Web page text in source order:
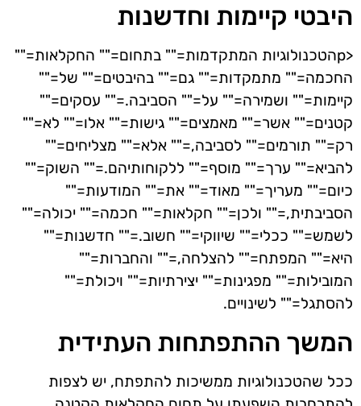
היבטי קיימות וחדשנות
<pהטכנולוגיות המתקדמות="" בתחום="" החקלאות=""
החכמה="" מתמקדות="" גם="" בהיבטים="" של=""
קיימות="" ושמירה="" על="" הסביבה.="" עסקים=""
קטנים="" אשר="" מאמצים="" גישות="" אלו="" לא=""
רק="" תורמים="" לסביבה,="" אלא="" מצליחים=""
להביא="" ערך="" מוסף="" ללקוחותיהם.="" השוק=""
כיום="" מעריך="" מאוד="" את="" המודעות=""
הסביבתית,="" ולכן="" חקלאות="" חכמה="" יכולה=""
לשמש="" ככלי="" שיווקי="" חשוב.="" חדשנות=""
היא="" המפתח="" להצלחה,="" והחברות=""
המובילות="" מפגינות="" יצירתיות="" ויכולת=""
להסתגל="" לשינויים.
המשך ההתפתחות העתידית
ככל שהטכנולוגיות ממשיכות להתפתח, יש לצפות